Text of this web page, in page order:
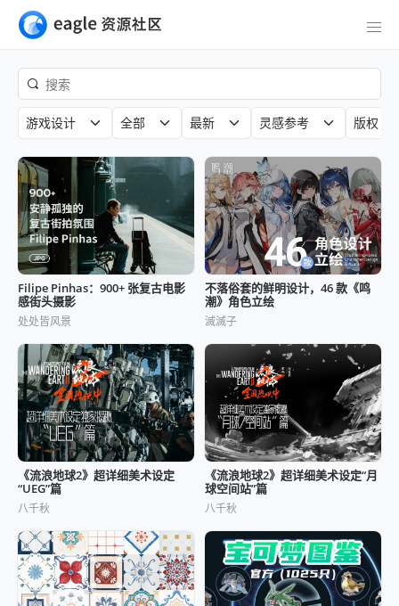
游戏设计 全部 最新 灵感参考 版权
Filipe Pinhas：900+ 张复古电影
感街头摄影
处处皆风景
不落俗套的鲜明设计，46 款《鸣
潮》角色立绘
滅滅子
《流浪地球2》超详细美术设定
“UEG”篇
八千秋
《流浪地球2》超详细美术设定“月
球空间站”篇
八千秋